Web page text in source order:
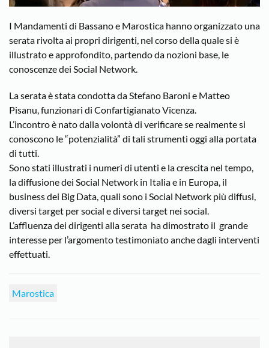
I Mandamenti di Bassano e Marostica hanno organizzato una
serata rivolta ai propri dirigenti, nel corso della quale si è
illustrato e approfondito, partendo da nozioni base, le
conoscenze dei Social Network.
La serata è stata condotta da Stefano Baroni e Matteo
Pisanu, funzionari di Confartigianato Vicenza.
L’incontro è nato dalla volontà di verificare se realmente si
conoscono le “potenzialità” di tali strumenti oggi alla portata
di tutti.
Sono stati illustrati i numeri di utenti e la crescita nel tempo,
la diffusione dei Social Network in Italia e in Europa, il
business dei Big Data, quali sono i Social Network più diffusi,
diversi target per social e diversi target nei social.
L’affluenza dei dirigenti alla serata ha dimostrato il grande
interesse per l’argomento testimoniato anche dagli interventi
effettuati.
Marostica